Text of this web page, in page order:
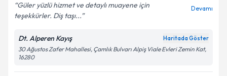
Metni'ni okudum ve kişisel verilerimin belirtilen
kapsamda işlenmesini kabul ediyorum.
Güler yüzlü hizmet ve detaylı muayene için
teşekkürler. Diş taşı...
Devamı
Dt. Alperen Kayış Haritada Göster
30 Ağustos Zafer Mahallesi, Çamlık Bulvarı Alpiş Viale Evleri Zemin Kat,
16280